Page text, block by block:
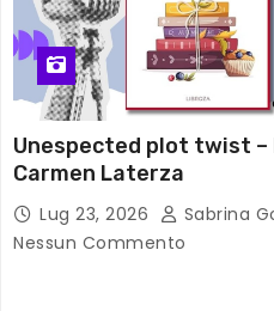
Unespected plot twist –
Carmen Laterza
Lug 23, 2026
Sabrina
Nessun Commento